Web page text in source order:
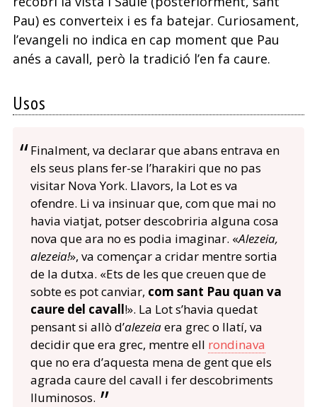
Pau) es converteix i es fa batejar. Curiosament,
l’evangeli no indica en cap moment que Pau
anés a cavall, però la tradició l’en fa caure.
Usos
Finalment, va declarar que abans entrava en
els seus plans fer-se l’harakiri que no pas
visitar Nova York. Llavors, la Lot es va
ofendre. Li va insinuar que, com que mai no
havia viatjat, potser descobriria alguna cosa
nova que ara no es podia imaginar. «Alezeia,
alezeia!», va començar a cridar mentre sortia
de la dutxa. «Ets de les que creuen que de
sobte es pot canviar, com sant Pau quan va
caure del cavall!». La Lot s’havia quedat
pensant si allò d’alezeiaera grec o llatí, va
decidir que era grec, mentre ell rondinava
que no era d’aquesta mena de gent que els
agrada caure del cavall i fer descobriments
lluminosos.